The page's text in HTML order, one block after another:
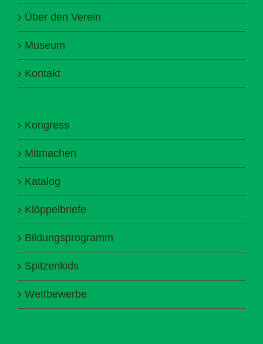
Über den Verein
Museum
Kontakt
Kongress
Mitmachen
Katalog
Klöppelbriefe
Bildungsprogramm
Spitzenkids
Wettbewerbe